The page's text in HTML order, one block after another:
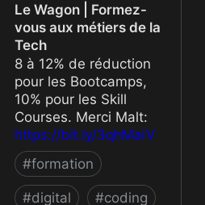
Le Wagon | Formez-
vous aux métiers de la
Tech
8 à 12% de réduction
pour les Bootcamps,
10% pour les Skill
Courses. Merci Malt:
https://bit.ly/3qhMaiV
#formation
#digital #coding